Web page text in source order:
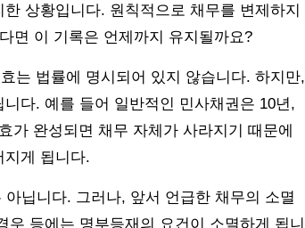
상황입니다. 원칙적으로 채무를 변제하지
면 이 기록은 언제까지 유지될까요?
는 법률에 명시되어 있지 않습니다. 하지만,
다. 예를 들어 일반적인 민사채권은 10년,
가 완성되면 채무 자체가 사라지기 때문에
지게 됩니다.
아닙니다. 그러나, 앞서 언급한 채무의 소멸
등에는 명부등재의 요건이 소멸하게 됩니